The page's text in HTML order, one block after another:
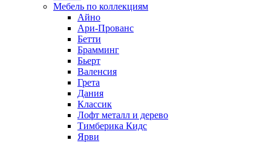
Мебель по коллекциям
Айно
Ари-Прованс
Бетти
Брамминг
Бьерт
Валенсия
Грета
Дания
Классик
Лофт металл и дерево
Тимберика Кидс
Ярви